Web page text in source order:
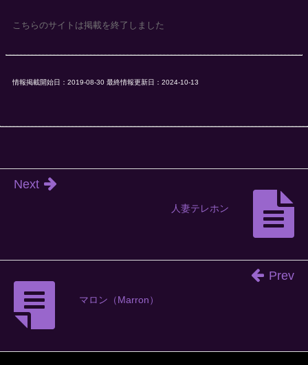
こちらのサイトは掲載を終了しました
情報掲載開始日：2019-08-30 最終情報更新日：2024-10-13
人妻テレホン
Next
マロン（Marron）
Prev